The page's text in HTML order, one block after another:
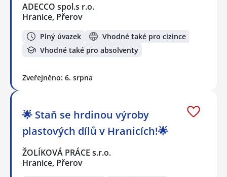
ADECCO spol.s r.o.
Hranice, Přerov
Plný úvazek
Vhodné také pro cizince
Vhodné také pro absolventy
Zveřejněno: 6. srpna
🌟 Staň se hrdinou výroby
plastových dílů v Hranicích!🌟
ŽOLÍKOVÁ PRÁCE s.r.o.
Hranice, Přerov